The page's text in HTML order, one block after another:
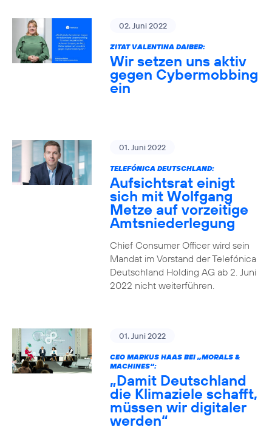
02. Juni 2022
ZITAT VALENTINA DAIBER:
Wir setzen uns aktiv
gegen Cybermobbing
ein
01. Juni 2022
TELEFÓNICA DEUTSCHLAND:
Aufsichtsrat einigt
sich mit Wolfgang
Metze auf vorzeitige
Amtsniederlegung
Chief Consumer Officer wird sein
Mandat im Vorstand der Telefónica
Deutschland Holding AG ab 2. Juni
2022 nicht weiterführen.
01. Juni 2022
CEO MARKUS HAAS BEI „MORALS &
MACHINES“:
„Damit Deutschland
die Klimaziele schafft,
müssen wir digitaler
werden“